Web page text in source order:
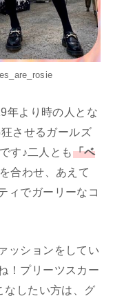
年より時の人とな
させるガールズ
す♪二人とも「ベ
合わせ、あえて
ィでガーリーなコ
ッションをしてい
！プリーツスカー
なしたい方は、グ